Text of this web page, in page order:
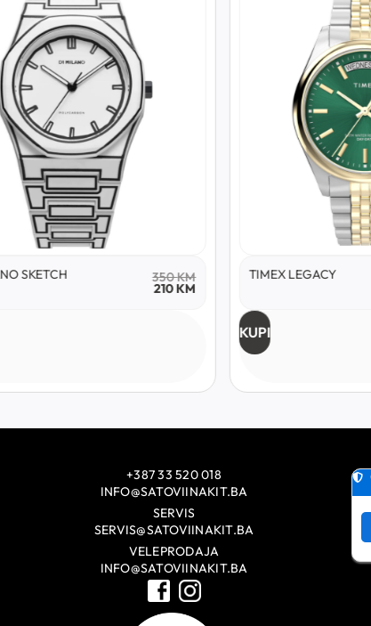
TIMEX LEGACY
+387 33 520 018
INFO@SATOVIINAKIT.BA
SERVIS
SERVIS@SATOVIINAKIT.BA
VELEPRODAJA
INFO@SATOVIINAKIT.BA